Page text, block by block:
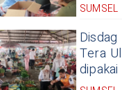
SUMSEL
Tera